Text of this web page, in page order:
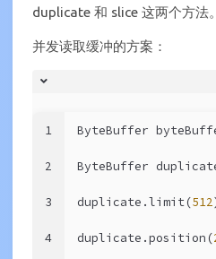
duplicate 和 slice 这两个方法。
并发读取缓冲的方案：
1
2
3
4
ByteBuffer
ByteBuffer
duplicate.limit(512
duplicate.position(